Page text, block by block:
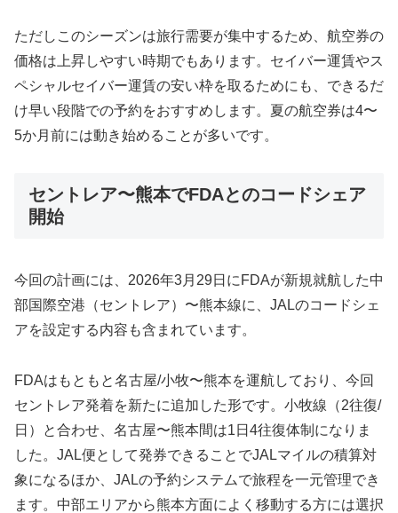
ただしこのシーズンは旅行需要が集中するため、航空券の
価格は上昇しやすい時期でもあります。セイバー運賃やス
ペシャルセイバー運賃の安い枠を取るためにも、できるだ
け早い段階での予約をおすすめします。夏の航空券は4〜
5か月前には動き始めることが多いです。
セントレア〜熊本でFDAとのコードシェア
開始
今回の計画には、2026年3月29日にFDAが新規就航した中
部国際空港（セントレア）〜熊本線に、JALのコードシェ
アを設定する内容も含まれています。
FDAはもともと名古屋/小牧〜熊本を運航しており、今回
セントレア発着を新たに追加した形です。小牧線（2往復/
日）と合わせ、名古屋〜熊本間は1日4往復体制になりま
した。JAL便として発券できることでJALマイルの積算対
象になるほか、JALの予約システムで旅程を一元管理でき
ます。中部エリアから熊本方面によく移動する方には選択